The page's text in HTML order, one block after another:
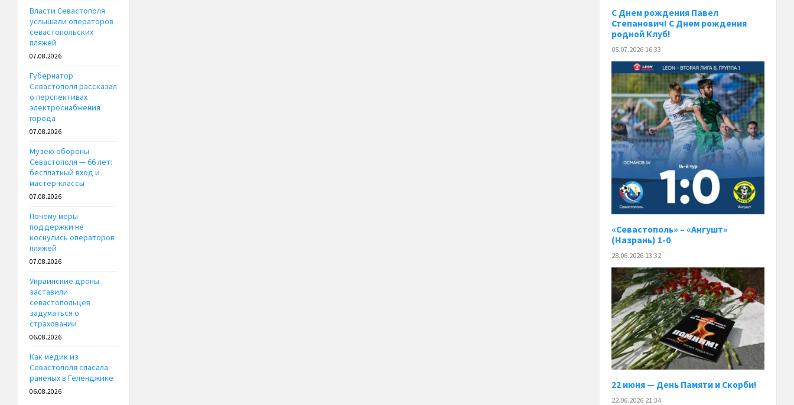
Власти Севастополя
услышали операторов
севастопольских
пляжей
07.08.2026
Губернатор
Севастополя рассказал
о перспективах
электроснабжения
города
07.08.2026
Музею обороны
Севастополя — 66 лет:
бесплатный вход и
мастер-классы
07.08.2026
Почему меры
поддержки не
коснулись операторов
пляжей
07.08.2026
Украинские дроны
заставили
севастопольцев
задуматься о
страховании
06.08.2026
Как медик из
Севастополя спасала
раненых в Геленджике
06.08.2026
С Днем рождения Павел
Степанович! С Днем рождения
родной Клуб!
05.07.2026 16:33
«Севастополь» – «Ангушт»
(Назрань) 1-0
28.06.2026 13:32
22 июня — День Памяти и Скорби!
22.06.2026 21:34